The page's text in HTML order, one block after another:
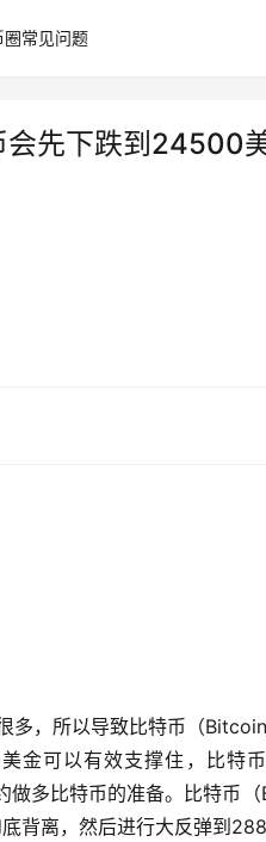
圈常见问题
先下跌到24500
多，所以导致比特币（
金可以有效支撑住，比特
多比特币的准备。比特币
背离，然后进行大反弹到